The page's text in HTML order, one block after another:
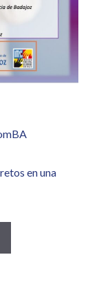
en una